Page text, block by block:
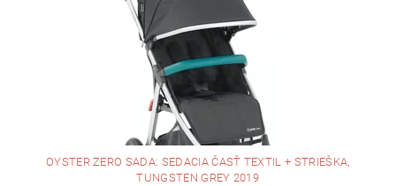
OYSTER ZERO SADA: SEDACIA ČASŤ TEXTIL + STRIEŠKA,
TUNGSTEN GREY 2019